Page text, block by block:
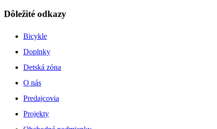
Dôležité odkazy
Bicykle
Doplnky
Detská zóna
O nás
Predajcovia
Projekty